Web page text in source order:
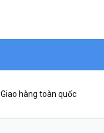
Giao hàng toàn quốc